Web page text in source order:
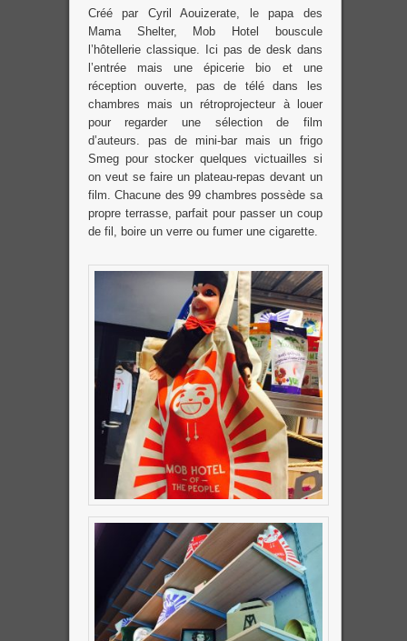
Créé par Cyril Aouizerate, le papa des
Mama Shelter, Mob Hotel bouscule
l’hôtellerie classique. Ici pas de desk dans
l’entrée mais une épicerie bio et une
réception ouverte, pas de télé dans les
chambres mais un rétroprojecteur à louer
pour regarder une sélection de film
d’auteurs. pas de mini-bar mais un frigo
Smeg pour stocker quelques victuailles si
on veut se faire un plateau-repas devant un
film. Chacune des 99 chambres possède sa
propre terrasse, parfait pour passer un coup
de fil, boire un verre ou fumer une cigarette.